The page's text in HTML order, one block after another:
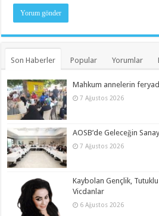
Son Haberler Popular Yorumlar
Mahkum annelerin
7 Ağustos 2026
AOSB’de Geleceğin
7 Ağustos 2026
Kaybolan Gençlik,
Vicdanlar
6 Ağustos 2026